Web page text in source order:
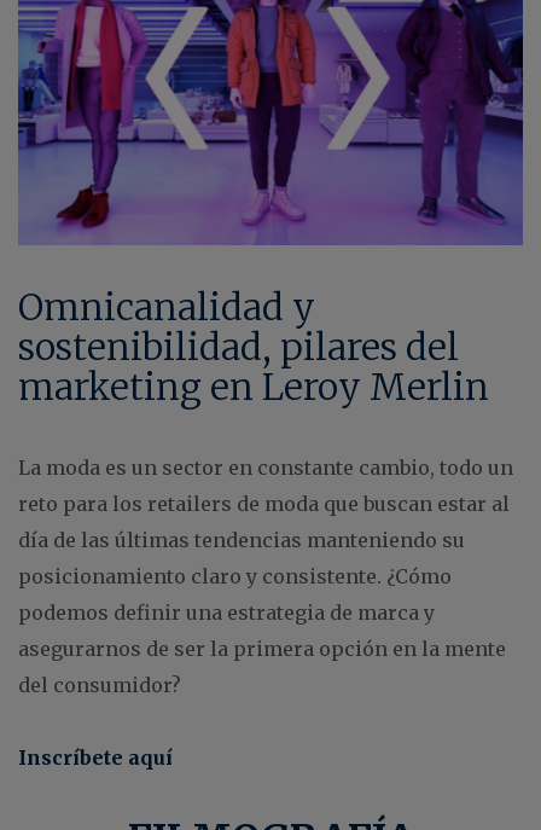
Omnicanalidad y
sostenibilidad, pilares del
marketing en Leroy Merlin
La moda es un sector en constante cambio, todo un
reto para los retailers de moda que buscan estar al
día de las últimas tendencias manteniendo su
posicionamiento claro y consistente. ¿Cómo
podemos definir una estrategia de marca y
asegurarnos de ser la primera opción en la mente
del consumidor?
Inscríbete aquí